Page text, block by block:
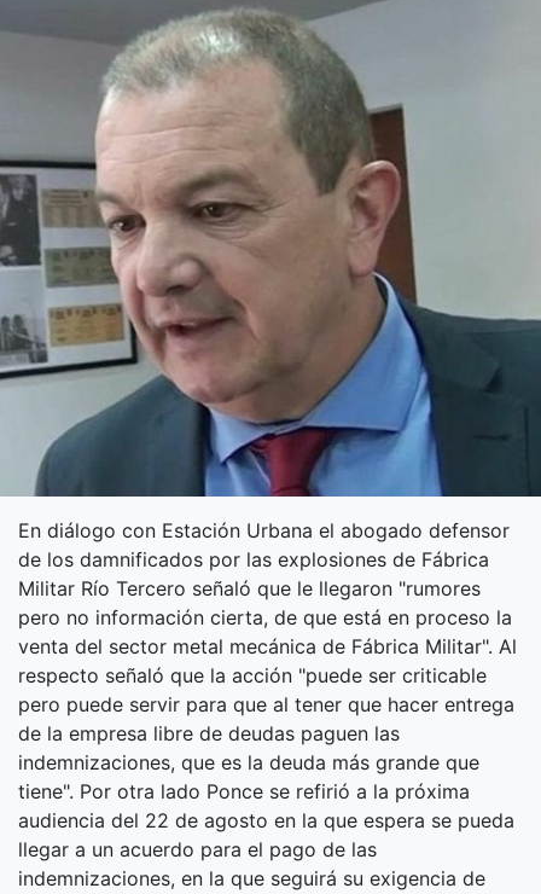
En diálogo con Estación Urbana el abogado defensor
de los damnificados por las explosiones de Fábrica
Militar Río Tercero señaló que le llegaron "rumores
pero no información cierta, de que está en proceso la
venta del sector metal mecánica de Fábrica Militar". Al
respecto señaló que la acción "puede ser criticable
pero puede servir para que al tener que hacer entrega
de la empresa libre de deudas paguen las
indemnizaciones, que es la deuda más grande que
tiene". Por otra lado Ponce se refirió a la próxima
audiencia del 22 de agosto en la que espera se pueda
llegar a un acuerdo para el pago de las
indemnizaciones, en la que seguirá su exigencia de